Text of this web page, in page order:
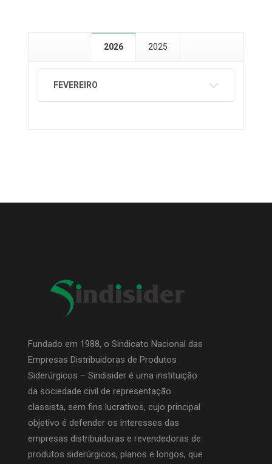
2026 2025
FEVEREIRO
Fundado em 1988, o Sindicato Nacional das
Empresas Distribuidoras de Produtos
Siderúrgicos – Sindisider é uma instituição
da sociedade civil de representação
classista, sem fins lucrativos, cujo principal
objetivo é defender os interesses das
empresas distribuidoras e revendedoras de
produtos siderúrgicos, planos e longos, que